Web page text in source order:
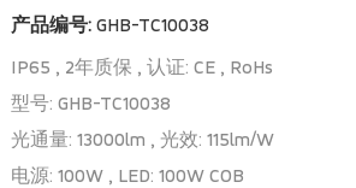
产品编号:GHB-TC10038
IP65 , 2年质保 , 认证: CE , RoHs
型号: GHB-TC10038
光通量: 13000lm , 光效: 115lm/W
电源: 100W , LED: 100W COB